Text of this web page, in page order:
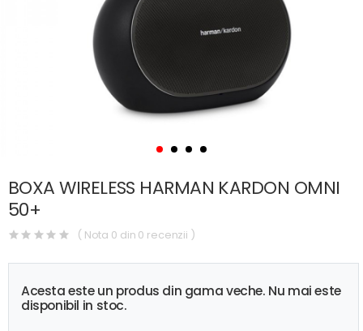
BOXA WIRELESS HARMAN KARDON OMNI
50+
( Nota 0 din 0 recenzii )
Acesta este un produs din gama veche. Nu mai este
disponibil in stoc.